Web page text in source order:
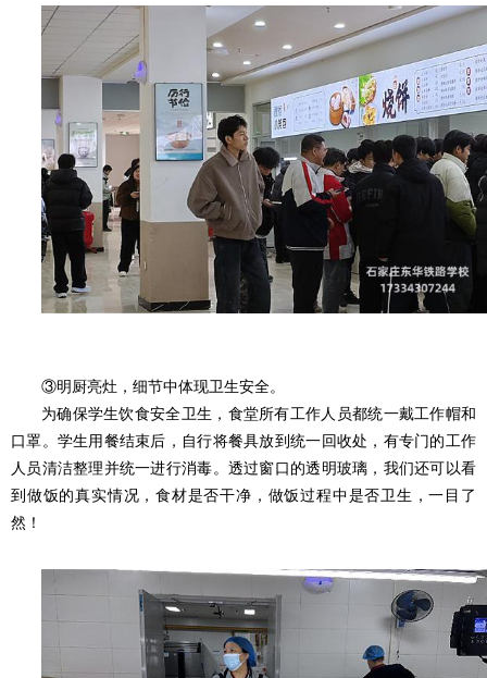
③明厨亮灶，细节中体现卫生安全。
为确保学生饮食安全卫生，食堂所有工作人员都统一戴工作帽和
口罩。学生用餐结束后，自行将餐具放到统一回收处，有专门的工作
人员清洁整理并统一进行消毒。透过窗口的透明玻璃，我们还可以看
到做饭的真实情况，食材是否干净，做饭过程中是否卫生，一目了
然！